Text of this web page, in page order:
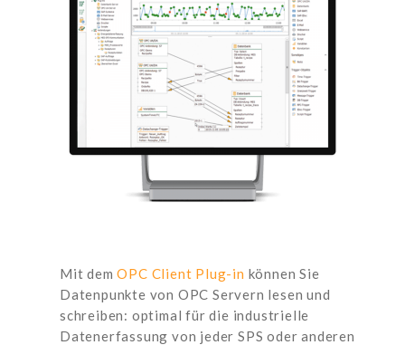
Mit demOPC Client Plug-in können Sie
Datenpunkte von OPC Servern lesen und
schreiben: optimal für die industrielle
Datenerfassung von jeder SPS oder anderen